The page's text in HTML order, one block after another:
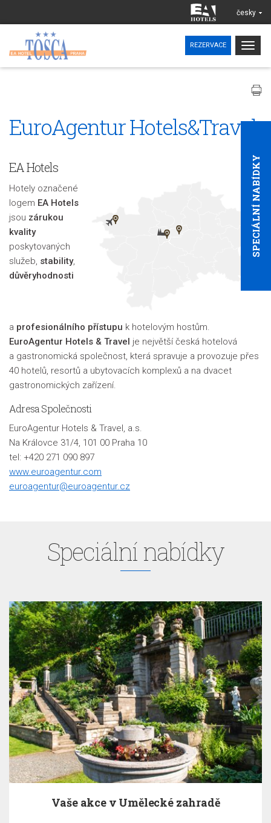
česky
REZERVACE
SPECIÁLNÍ NABÍDKY
EuroAgentur Hotels&Travel
EA Hotels
Hotely označené
logem EA Hotels
jsou zárukou
kvality
poskytovaných
služeb, stability,
důvěryhodnosti
a profesionálního přístupu k hotelovým hostům.
EuroAgentur Hotels & Travel je největší česká hotelová
a gastronomická společnost, která spravuje a provozuje přes
40 hotelů, resortů a ubytovacích komplexů a na dvacet
gastronomických zařízení.
Adresa Společnosti
EuroAgentur Hotels & Travel, a.s.
Na Královce 31/4, 101 00 Praha 10
tel: +420 271 090 897
www.euroagentur.com
euroagentur@euroagentur.cz
Speciální nabídky
Vaše akce v Umělecké zahradě